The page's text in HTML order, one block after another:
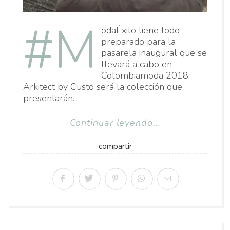
#M
odaÉxito tiene todo
preparado para la
pasarela inaugural que se
llevará a cabo en
Colombiamoda 2018.
Arkitect by Custo será la colección que
presentarán.
Continuar leyendo...
compartir